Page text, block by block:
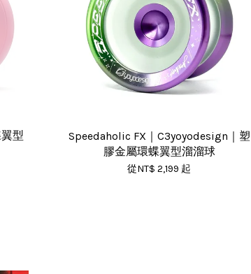
型
Speedaholic FX｜C3yoyodesign｜塑
膠金屬環蝶翼型溜溜球
從NT$ 2,199 起